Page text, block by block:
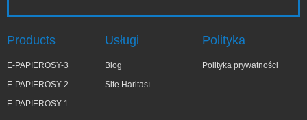
Products
E-PAPIEROSY-3
E-PAPIEROSY-2
E-PAPIEROSY-1
Usługi
Blog
Site Haritası
Polityka
Polityka prywatności